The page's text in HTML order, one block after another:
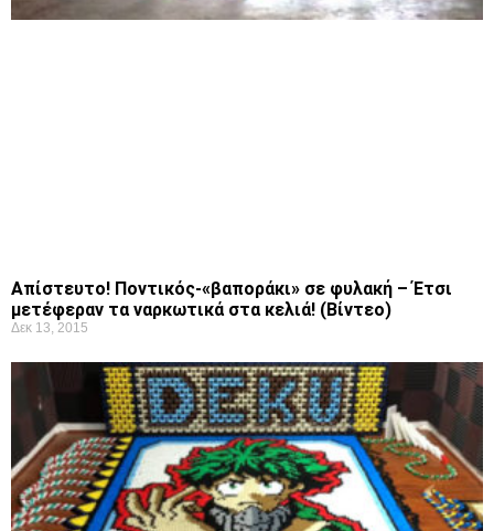
Απίστευτο! Ποντικός-«βαποράκι» σε φυλακή – Έτσι
μετέφεραν τα ναρκωτικά στα κελιά! (Βίντεο)
Δεκ 13, 2015